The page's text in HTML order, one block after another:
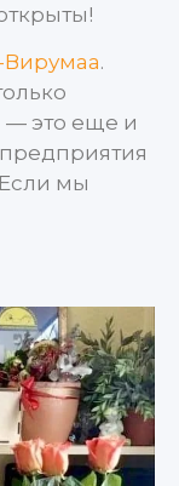
Вирумаа.
это еще и
мы